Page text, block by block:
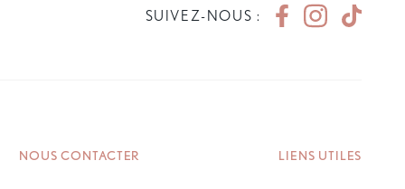
SUIVEZ-NOUS :
NOUS CONTACTER LIENS UTILES